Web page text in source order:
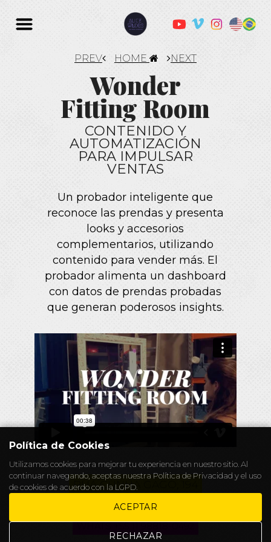
PREV HOME NEXT
Wonder
Fitting Room
CONTENIDO Y
AUTOMATIZACIÓN
PARA IMPULSAR
VENTAS
Un probador inteligente que
reconoce las prendas y presenta
looks y accesorios
complementarios, utilizando
contenido para vender más. El
probador alimenta un dashboard
con datos de prendas probadas
que generan poderosos insights.
RUA CUNHA GAGO, 194
CHAPELEIRO@ALICEWONDERS.WS
Política de Cookies
Utilizamos cookies para mejorar tu experiencia en nuestro sitio. Al
continuar navegando, aceptas nuestra Política de Privacidad y el uso
de cookies de acuerdo con la LGPD.
ACEPTAR
RECHAZAR